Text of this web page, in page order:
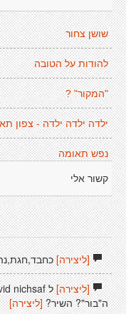
שושן צחור
להודות על הטובה
"המקור" ?
ילדה ילדה ילדה - צפון
נפש תאומה
קשור אלי
[ליצירה]
[ליצירה]
ה"בור"? השיר? [ליצירה]